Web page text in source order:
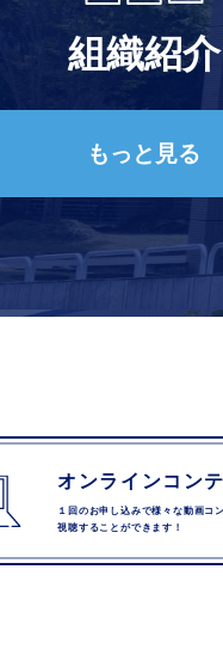
組織紹介
もっと見る